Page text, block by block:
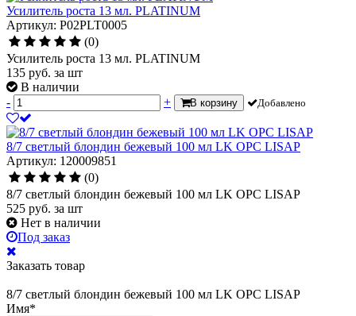
Усилитель роста 13 мл. PLATINUM
Артикул: P02PLT0005
(0)
Усилитель роста 13 мл. PLATINUM
135 руб. за шт
В наличии
-
+ В корзину Добавлено
8/7 светлый блондин бежевый 100 мл LK OPC LISAP
Артикул: 120009851
(0)
8/7 светлый блондин бежевый 100 мл LK OPC LISAP
525 руб. за шт
Нет в наличии
Под заказ
Заказать товар
8/7 светлый блондин бежевый 100 мл LK OPC LISAP
Имя*